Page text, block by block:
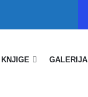
KNJIGE GALERIJA